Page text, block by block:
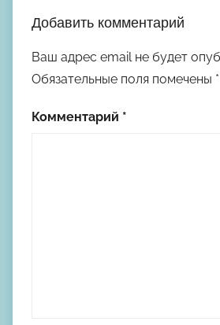
Добавить комментарий
Ваш адрес email не будет
Обязательные поля помечены *
Комментарий *